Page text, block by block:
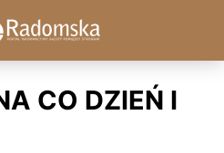
CO DZIEŃ I